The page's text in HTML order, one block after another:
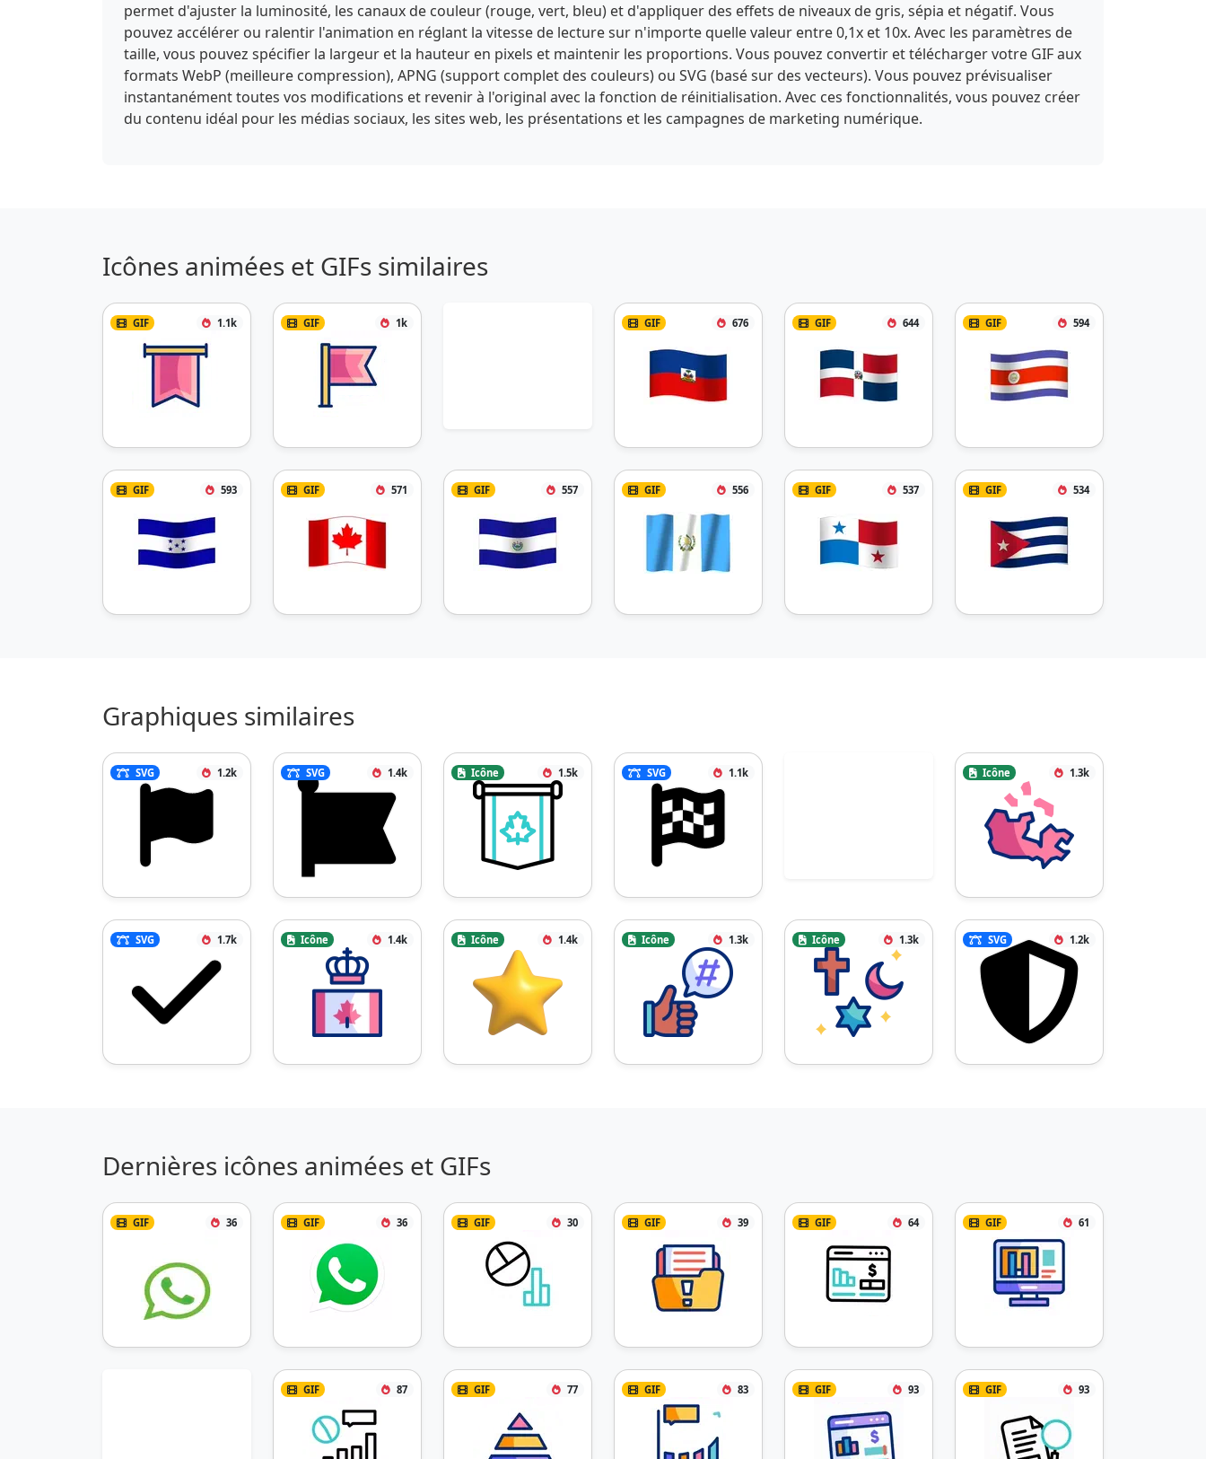
permet d'ajuster la luminosité, les canaux de couleur (rouge, vert, bleu) et d'appliquer des effets de niveaux de gris, sépia et négatif. Vous
pouvez accélérer ou ralentir l'animation en réglant la vitesse de lecture sur n'importe quelle valeur entre 0,1x et 10x. Avec les paramètres de
taille, vous pouvez spécifier la largeur et la hauteur en pixels et maintenir les proportions. Vous pouvez convertir et télécharger votre GIF aux
formats WebP (meilleure compression), APNG (support complet des couleurs) ou SVG (basé sur des vecteurs). Vous pouvez prévisualiser
instantanément toutes vos modifications et revenir à l'original avec la fonction de réinitialisation. Avec ces fonctionnalités, vous pouvez créer
du contenu idéal pour les médias sociaux, les sites web, les présentations et les campagnes de marketing numérique.
Icônes animées et GIFs similaires
GIF 1.1k GIF 1k GIF 676 GIF 644 GIF 594
GIF 593 GIF 571 GIF 557 GIF 556 GIF 537 GIF 534
Graphiques similaires
SVG 1.2k SVG 1.4k Icône 1.5k SVG 1.1k Icône 1.3k
SVG 1.7k Icône 1.4k Icône 1.4k Icône 1.3k Icône 1.3k SVG 1.2k
Dernières icônes animées et GIFs
GIF 36 GIF 36 GIF 30 GIF 39 GIF 64 GIF 61
GIF 87 GIF 77 GIF 83 GIF 93 GIF 93